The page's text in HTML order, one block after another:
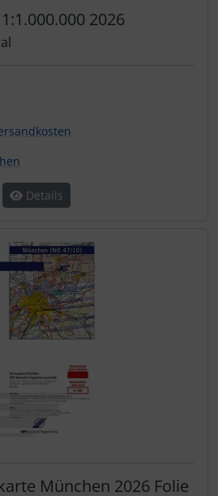
2026
Details
München 2026 Folie